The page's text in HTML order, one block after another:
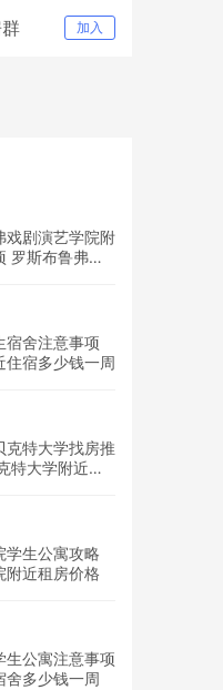
加入
戏剧演艺学院附
罗斯布鲁弗戏
宿舍注意事项
住宿多少钱一周
克特大学找房推
特大学附近住
学生公寓攻略
附近租房价格
生公寓注意事项
舍多少钱一周